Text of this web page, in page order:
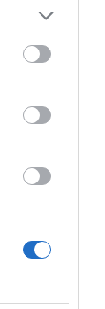
Google
click to
tags to
Google